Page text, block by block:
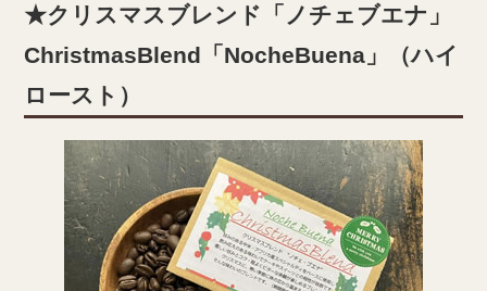
★クリスマスブレンド「ノチェブエナ」
ChristmasBlend「NocheBuena」（ハイ
ロースト）